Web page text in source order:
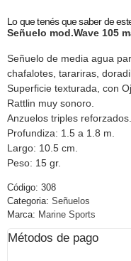
Lo que tenés que saber de
Señuelo mod.Wave 105
Señuelo de media agua
chafalotes, tarariras,
Superficie texturada, con
Rattlin muy sonoro.
Anzuelos triples reforzados.
Profundiza: 1.5 a 1.8 m.
Largo: 10.5 cm.
Peso: 15 gr.
Código: 308
Categoria: Señuelos
Marca: Marine Sports
Métodos de pago